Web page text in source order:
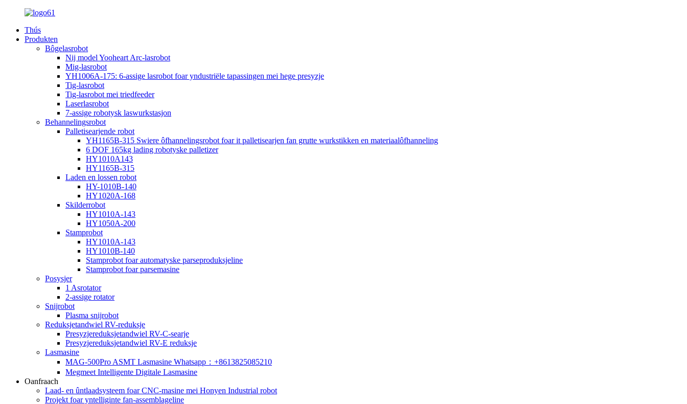
Thús
Produkten
Bôgelasrobot
Nij model Yooheart Arc-lasrobot
Mig-lasrobot
YH1006A-175: 6-assige lasrobot foar yndustriële tapassingen mei hege presyzje
Tig-lasrobot
Tig-lasrobot mei triedfeeder
Laserlasrobot
7-assige robotysk laswurkstasjon
Behannelingsrobot
Palletisearjende robot
YH1165B-315 Swiere ôfhannelingsrobot foar it palletisearjen fan grutte wurkstikken en materiaalôfhanneling
6 DOF 165kg lading robotyske palletizer
HY1010A143
HY1165B-315
Laden en lossen robot
HY-1010B-140
HY1020A-168
Skilderrobot
HY1010A-143
HY1050A-200
Stamprobot
HY1010A-143
HY1010B-140
Stamprobot foar automatyske parseproduksjeline
Stamprobot foar parsemasine
Posysjer
1 Asrotator
2-assige rotator
Snijrobot
Plasma snijrobot
Reduksjetandwiel RV-reduksje
Presyzjereduksjetandwiel RV-C-searje
Presyzjereduksjetandwiel RV-E reduksje
Lasmasine
MAG-500Pro ASMT Lasmasine Whatsapp：+8613825085210
Megmeet Intelligente Digitale Lasmasine
Oanfraach
Laad- en ûntlaadsysteem foar CNC-masine mei Honyen Industrial robot
Projekt foar yntelliginte fan-assemblageline